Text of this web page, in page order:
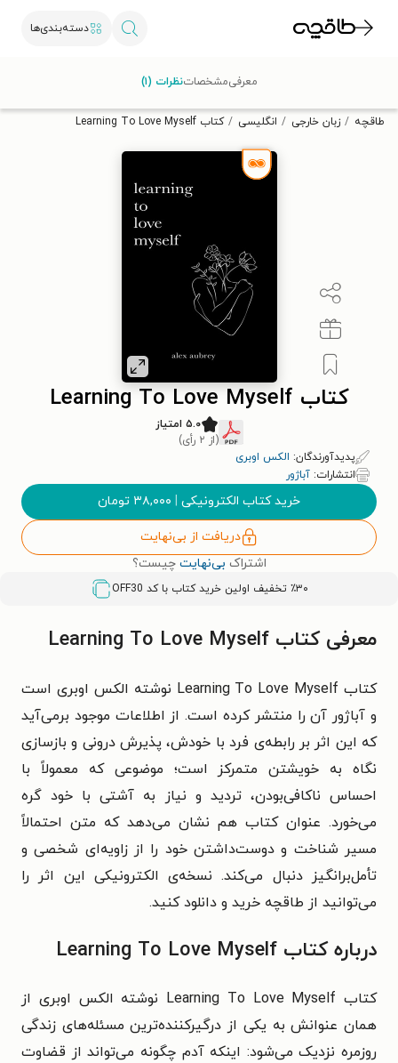
دسته‌بندی‌ها
تخفیف از طاقچه دریافت کن.
طاقچه زبان خارجی انگلیسی کتاب Learning To Love Myself
کتاب Learning To Love Myself
۵.۰ امتیاز
(از ۲ رأی)
پدیدآورندگان: الکس اوبری
انتشارات: آباژور
خرید کتاب الکترونیکی | ۳۸,۰۰۰ تومان
دریافت از بی‌نهایت
اشتراک بی‌نهایت چیست؟
٪۳۰ تخفیف اولین خرید کتاب با کد OFF30
معرفیمشخصاتنظرات (۱)
معرفی کتاب Learning To Love Myself
کتاب Learning To Love Myself نوشته الکس اوبری است
و آباژور آن را منتشر کرده است. از اطلاعات موجود برمی‌آید
که این اثر بر رابطه‌ی فرد با خودش، پذیرش درونی و بازسازی
نگاه به خویشتن متمرکز است؛ موضوعی که معمولاً با
احساس ناکافی‌بودن، تردید و نیاز به آشتی با خود گره
می‌خورد. عنوان کتاب هم نشان می‌دهد که متن احتمالاً
مسیر شناخت و دوست‌داشتن خود را از زاویه‌ای شخصی و
تأمل‌برانگیز دنبال می‌کند. نسخه‌ی الکترونیکی این اثر را
می‌توانید از طاقچه خرید و دانلود کنید.
درباره کتاب Learning To Love Myself
کتاب Learning To Love Myself نوشته الکس اوبری از
همان عنوانش به یکی از درگیرکننده‌ترین مسئله‌های زندگی
روزمره نزدیک می‌شود: اینکه آدم چگونه می‌تواند از قضاوت